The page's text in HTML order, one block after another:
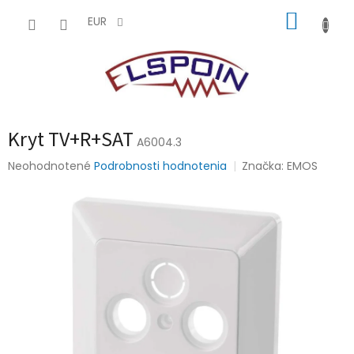
EUR
Kryt TV+R+SAT A6004.3
Priemerné
Neohodnotené Podrobnosti hodnotenia Značka:EMOS